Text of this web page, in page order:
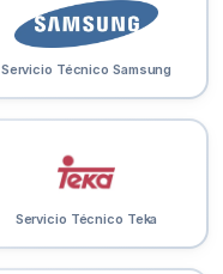
Servicio Técnico Samsung
Servicio Técnico Teka